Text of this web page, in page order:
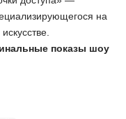
на
показы шоу